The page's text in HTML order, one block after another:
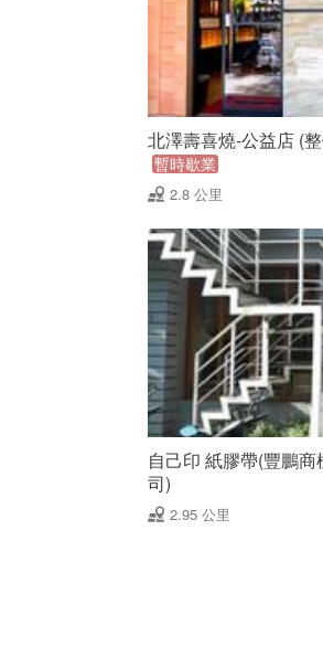
北澤壽喜燒-公益店 (
暫時歇業
2.8 公里
自己印 紙膠帶(豐鵬
司)
2.95 公里